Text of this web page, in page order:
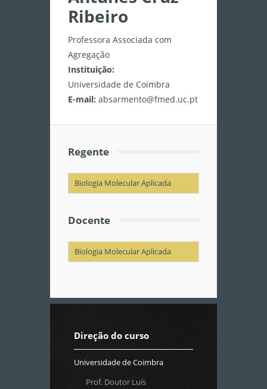
Ribeiro
Professora Associada com
Agregação
Instituição:
Universidade de Coimbra
E-mail: absarmento@fmed.uc.pt
Regente
Biologia Molecular Aplicada
Docente
Biologia Molecular Aplicada
Direção do curso
Universidade de Coimbra
Prof. Doutor Luís